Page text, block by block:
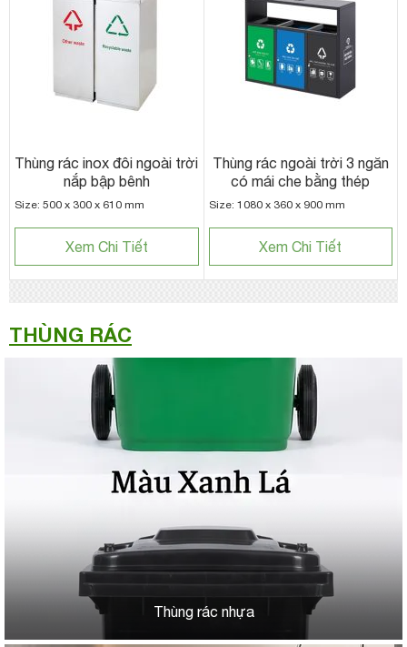
Thùng rác inox đôi ngoài trời
nắp bập bênh
Size: 500 x 300 x 610 mm
Xem Chi Tiết
Thùng rác ngoài trời 3 ngăn
có mái che bằng thép
Size: 1080 x 360 x 900 mm
Xem Chi Tiết
THÙNG RÁC
Thùng rác nhựa